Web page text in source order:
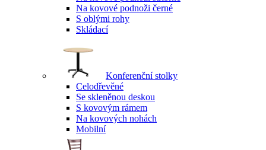
Na kovové podnoži černé
S oblými rohy
Skládací
Konferenční stolky
Celodřevěné
Se skleněnou deskou
S kovovým rámem
Na kovových nohách
Mobilní